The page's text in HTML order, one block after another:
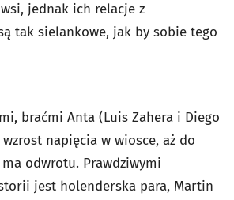
jednak ich relacje z
tak sielankowe, jak by sobie tego
braćmi Anta (Luis Zahera i Diego
napięcia w wiosce, aż do
odwrotu. Prawdziwymi
jest holenderska para, Martin